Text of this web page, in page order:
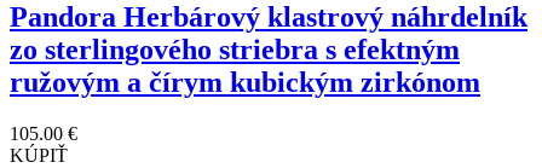
Pandora Herbárový klastrový náhrdelník
zo sterlingového striebra s efektným
ružovým a čírym kubickým zirkónom
105.00 €
KÚPIŤ